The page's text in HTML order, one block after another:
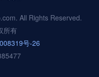
All Rights Reserved.
所有
号-26